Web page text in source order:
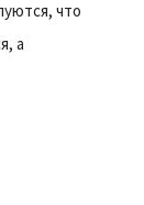
что
а